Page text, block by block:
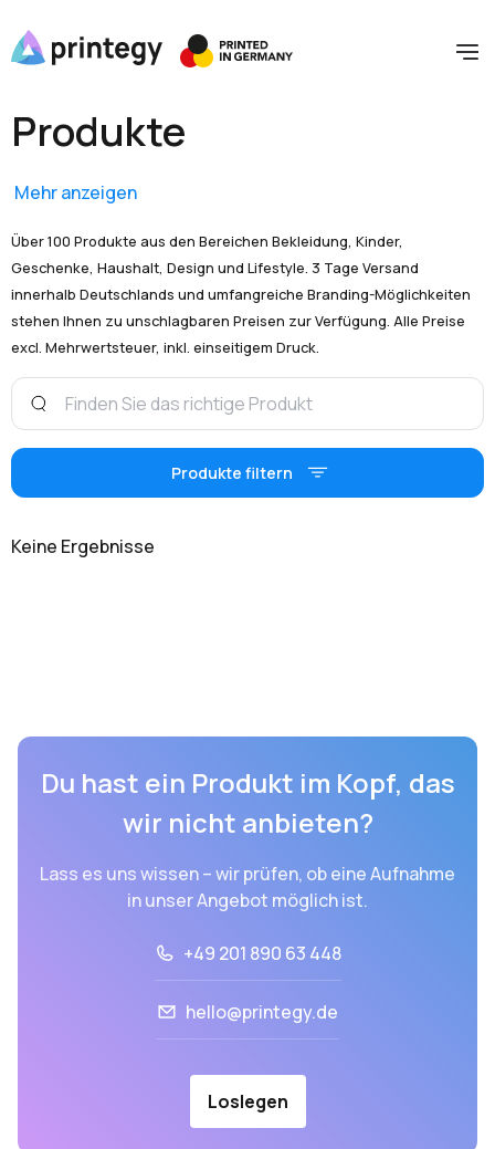
Produkte
Mehr anzeigen
Über 100 Produkte aus den Bereichen Bekleidung, Kinder,
Geschenke, Haushalt, Design und Lifestyle. 3 Tage Versand
innerhalb Deutschlands und umfangreiche Branding-Möglichkeiten
stehen Ihnen zu unschlagbaren Preisen zur Verfügung. Alle Preise
excl. Mehrwertsteuer, inkl. einseitigem Druck.
Produkte filtern
Keine Ergebnisse
Du hast ein Produkt im Kopf, das
wir nicht anbieten?
Lass es uns wissen – wir prüfen, ob eine Aufnahme
in unser Angebot möglich ist.
+49 201 890 63 448
hello@printegy.de
Loslegen